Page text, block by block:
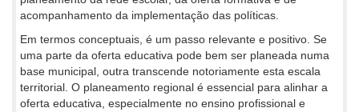
acompanhamento da implementação das políticas.
Em termos conceptuais, é um passo relevante e positivo. Se
uma parte da oferta educativa pode bem ser planeada numa
base municipal, outra transcende notoriamente esta escala
territorial. O planeamento regional é essencial para alinhar a
oferta educativa, especialmente no ensino profissional e